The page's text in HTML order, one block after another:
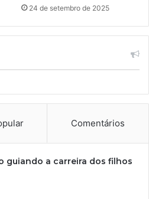
24 de setembro de 2025
Comentários
guiando a carreira dos filhos